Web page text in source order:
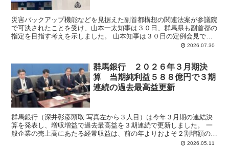
災害バックアップ機能などを見据えた副首都構想の関連法案が参議院
で可決されたことを受け、山本一太知事は３０日、群馬県も副首都の
指定を目指す考えを示しました。 山本知事は３０日の定例会見で
「副首都は人口集積と規模だけで決まるものではない」と見解...
2026.07.30
群馬銀行 ２０２６年３月期決
算 当期純利益５８８億円で３期
連続の過去最高益更新
群馬銀行（深井彰彦頭取 写真左から３人目）は今年３月期の連結決
算を発表し、増収増益で過去最高益を３期連続で更新しました。 一
般企業の売上高にあたる経常収益は、前の年よりおよそ２割増額の２
６４９億円となり、当期純利益は過去最高益だった前の年よ...2026.05.11